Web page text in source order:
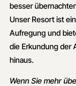
besser
Unser Resort ist
Aufregung und
die Erkundung der
hinaus.
Wenn Sie mehr